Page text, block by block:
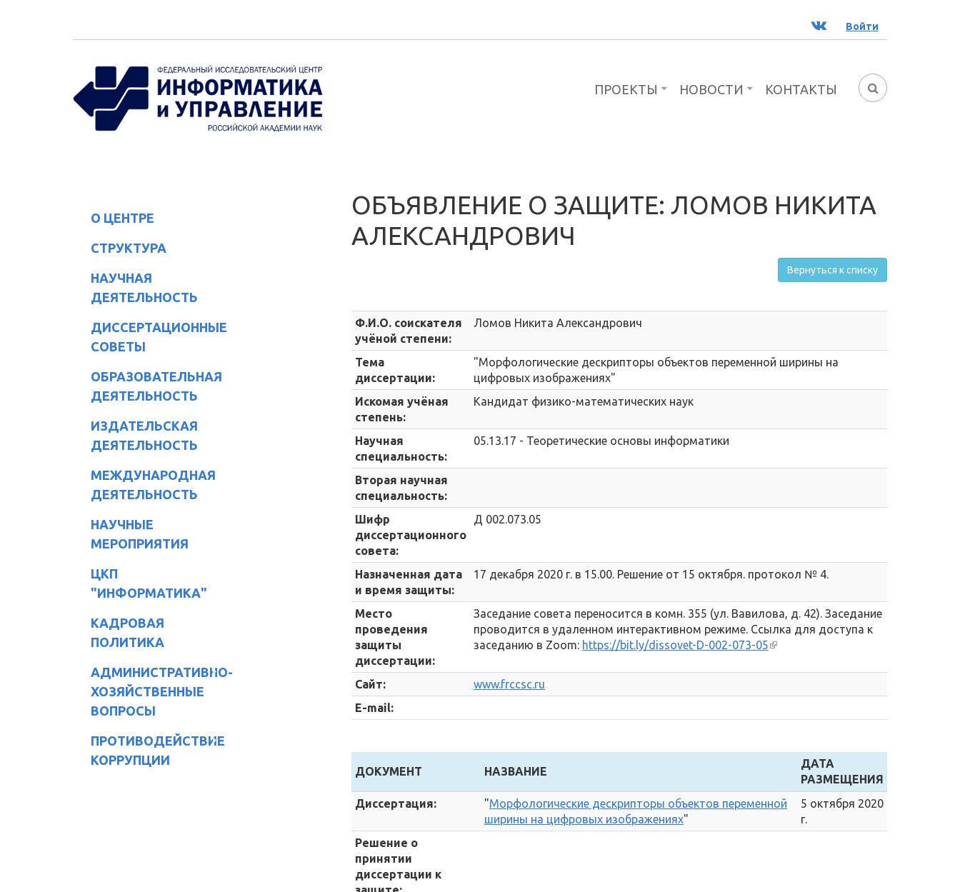
ВК Войти
ФОРМА
ПРОЕКТЫ НОВОСТИ КОНТАКТЫ
О ЦЕНТРЕ
СТРУКТУРА
НАУЧНАЯ
ДЕЯТЕЛЬНОСТЬ
ДИССЕРТАЦИОННЫЕ
СОВЕТЫ
ОБРАЗОВАТЕЛЬНАЯ
ДЕЯТЕЛЬНОСТЬ
ИЗДАТЕЛЬСКАЯ
ДЕЯТЕЛЬНОСТЬ
МЕЖДУНАРОДНАЯ
ДЕЯТЕЛЬНОСТЬ
НАУЧНЫЕ
МЕРОПРИЯТИЯ
ЦКП
"ИНФОРМАТИКА"
КАДРОВАЯ
ПОЛИТИКА
АДМИНИСТРАТИВНО-
ХОЗЯЙСТВЕННЫЕ
ВОПРОСЫ
ПРОТИВОДЕЙСТВИЕ
КОРРУПЦИИ
ОБЪЯВЛЕНИЕ О ЗАЩИТЕ: ЛОМОВ НИКИТА
АЛЕКСАНДРОВИЧ
Вернуться к списку
Ф.И.О. соискателя
учёной степени:
Ломов Никита Александрович
Тема
диссертации:
"Морфологические дескрипторы объектов переменной ширины на
цифровых изображениях"
Искомая учёная
степень:
Кандидат физико-математических наук
Научная
специальность:
05.13.17 - Теоретические основы информатики
Вторая научная
специальность:
Шифр
диссертационного
совета:
Д 002.073.05
Назначенная дата
и время защиты:
17 декабря 2020 г. в 15.00. Решение от 15 октября. протокол № 4.
Место
проведения
защиты
диссертации:
Заседание совета переносится в комн. 355 (ул. Вавилова, д. 42). Заседание
проводится в удаленном интерактивном режиме. Ссылка для доступа к
заседанию в Zoom: https://bit.ly/dissovet-D-002-073-05(внешняя ссылка)
Сайт:
www.frccsc.ru
E-mail:
ДОКУМЕНТ НАЗВАНИЕ
ДАТА
РАЗМЕЩЕНИЯ
Диссертация:
"Морфологические дескрипторы объектов переменной
ширины на цифровых изображениях"
5 октября 2020
г.
Решение о
принятии
диссертации к